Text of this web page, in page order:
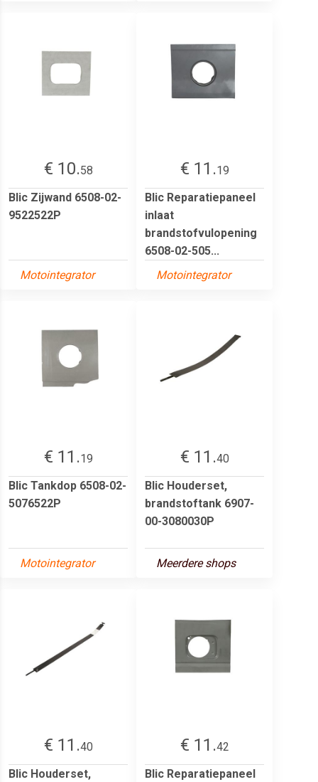
€ 10.58
Blic Zijwand 6508-02-
9522522P
Motointegrator
€ 11.19
Blic Reparatiepaneel
inlaat
brandstofvulopening
6508-02-505...
Motointegrator
€ 11.19
Blic Tankdop 6508-02-
5076522P
Motointegrator
€ 11.40
Blic Houderset,
brandstoftank 6907-
00-3080030P
Meerdere shops
€ 11.40
Blic Houderset,
€ 11.42
Blic Reparatiepaneel